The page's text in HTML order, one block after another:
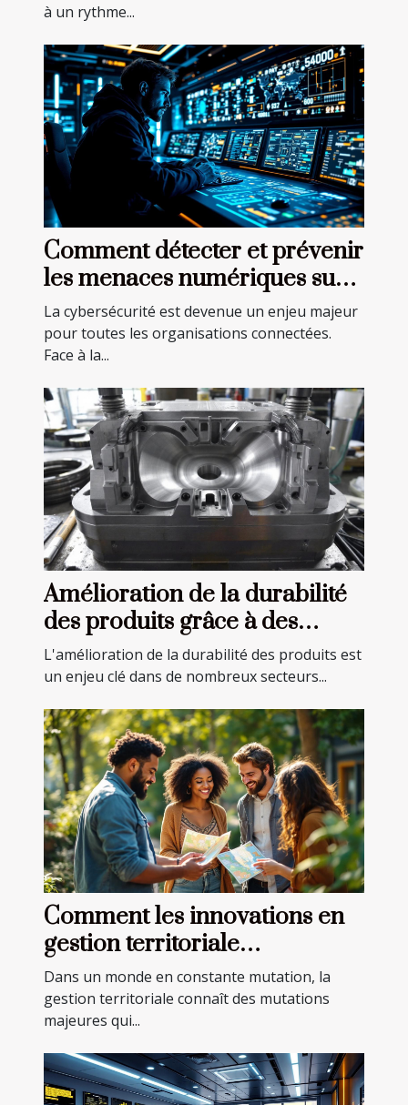
à un rythme...
Comment détecter et prévenir
les menaces numériques sur
votre réseau ?
La cybersécurité est devenue un enjeu majeur
pour toutes les organisations connectées.
Face à la...
Amélioration de la durabilité
des produits grâce à des
moules de précision
L'amélioration de la durabilité des produits est
un enjeu clé dans de nombreux secteurs...
Comment les innovations en
gestion territoriale
transforment-elles les
communautés locales ?
Dans un monde en constante mutation, la
gestion territoriale connaît des mutations
majeures qui...